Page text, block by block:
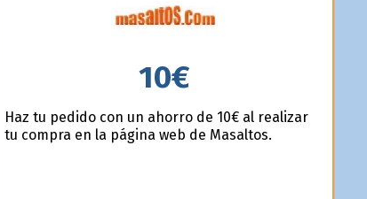
10€
Haz tu pedido con un ahorro de 10€ al realizar
tu compra en la página web de Masaltos.